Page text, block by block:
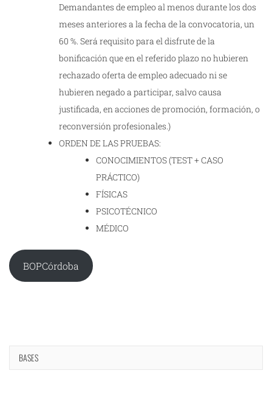
Demandantes de empleo al menos durante los dos
meses anteriores a la fecha de la convocatoria, un
60 %. Será requisito para el disfrute de la
bonificación que en el referido plazo no hubieren
rechazado oferta de empleo adecuado ni se
hubieren negado a participar, salvo causa
justificada, en acciones de promoción, formación, o
reconversión profesionales.)
ORDEN DE LAS PRUEBAS:
CONOCIMIENTOS (TEST + CASO
PRÁCTICO)
FÍSICAS
PSICOTÉCNICO
MÉDICO
BOPCórdoba
BASES